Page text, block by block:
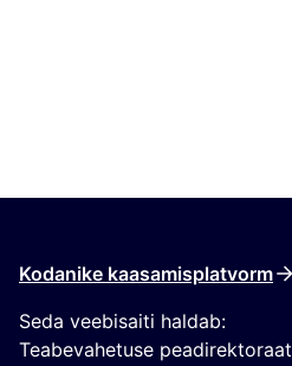
Kodanike kaasamisplatvorm
Seda veebisaiti haldab:
Teabevahetuse peadirektoraat